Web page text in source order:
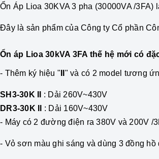
Ổn Áp Lioa 30KVA 3 pha (30000VA /3FA)
Đây là sản phẩm của Công ty Cổ phần
Ổn áp Lioa 30kVA 3FA thế hệ mới có
- Thêm ký hiệu " " và có 2 model tương
SH3-30K II
: Dải 260V~430V
DR3-30K II
: Dải 160V~430V
- Máy có 2 đường điện ra 380V và 200V /
- Vỏ sơn màu ghi sáng và dùng 3 đồng